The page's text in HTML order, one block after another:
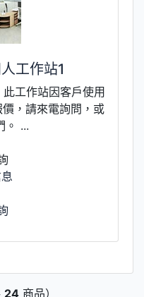
工作站1
此工作站因客戶使用
，請來電詢問，或
。 ...
24 商品）